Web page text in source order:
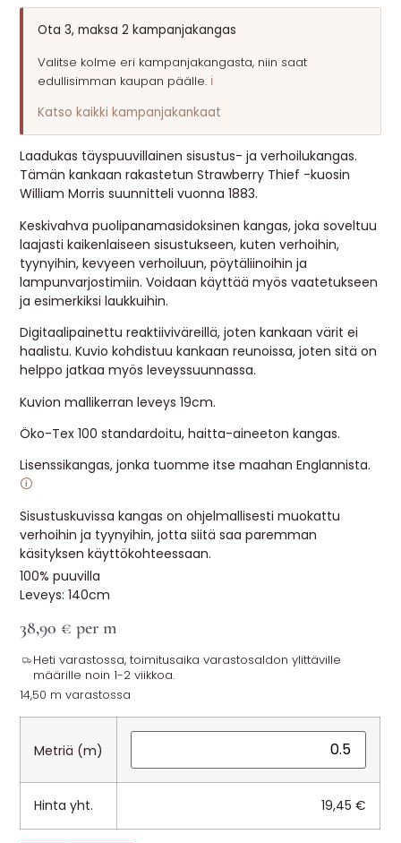
🔖 OUTLET
OHJEITA
USEIN KYSYTTYÄ
Ota 3, maksa 2 kampanjakangas
Valitse kolme eri kampanjakangasta, niin saat
edullisimman kaupan päälle. ℹ️
Katso kaikki kampanjakankaat
Laadukas täyspuuvillainen sisustus- ja verhoilukangas.
Tämän kankaan rakastetun Strawberry Thief -kuosin
William Morris suunnitteli vuonna 1883.
Keskivahva puolipanamasidoksinen kangas, joka soveltuu
laajasti kaikenlaiseen sisustukseen, kuten verhoihin,
tyynyihin, kevyeen verhoiluun, pöytäliinoihin ja
lampunvarjostimiin. Voidaan käyttää myös vaatetukseen
ja esimerkiksi laukkuihin.
Digitaalipainettu reaktiiviväreillä, joten kankaan värit ei
haalistu. Kuvio kohdistuu kankaan reunoissa, joten sitä on
helppo jatkaa myös leveyssuunnassa.
Kuvion mallikerran leveys 19cm.
Öko-Tex 100 standardoitu, haitta-aineeton kangas.
Lisenssikangas, jonka tuomme itse maahan Englannista.
🛈
Sisustuskuvissa kangas on ohjelmallisesti muokattu
verhoihin ja tyynyihin, jotta siitä saa paremman
käsityksen käyttökohteessaan.
100% puuvilla
Leveys: 140cm
38,90 € per m
Heti varastossa, toimitusaika varastosaldon ylittäville
määrille noin 1-2 viikkoa.
14,50 m varastossa
Metriä (m)
Hinta yht. 19,45€